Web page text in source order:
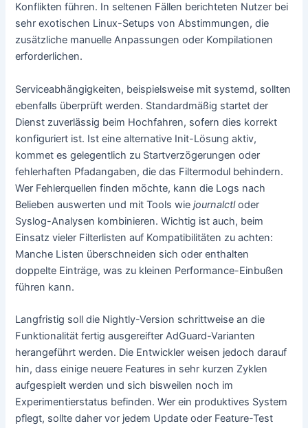
Konflikten führen. In seltenen Fällen berichteten Nutzer bei
sehr exotischen Linux-Setups von Abstimmungen, die
zusätzliche manuelle Anpassungen oder Kompilationen
erforderlichen.
Serviceabhängigkeiten, beispielsweise mit systemd, sollten
ebenfalls überprüft werden. Standardmäßig startet der
Dienst zuverlässig beim Hochfahren, sofern dies korrekt
konfiguriert ist. Ist eine alternative Init-Lösung aktiv,
kommet es gelegentlich zu Startverzögerungen oder
fehlerhaften Pfadangaben, die das Filtermodul behindern.
Wer Fehlerquellen finden möchte, kann die Logs nach
Belieben auswerten und mit Tools wiejournalctloder
Syslog-Analysen kombinieren. Wichtig ist auch, beim
Einsatz vieler Filterlisten auf Kompatibilitäten zu achten:
Manche Listen überschneiden sich oder enthalten
doppelte Einträge, was zu kleinen Performance-Einbußen
führen kann.
Langfristig soll die Nightly-Version schrittweise an die
Funktionalität fertig ausgereifter AdGuard-Varianten
herangeführt werden. Die Entwickler weisen jedoch darauf
hin, dass einige neuere Features in sehr kurzen Zyklen
aufgespielt werden und sich bisweilen noch im
Experimentierstatus befinden. Wer ein produktives System
pflegt, sollte daher vor jedem Update oder Feature-Test